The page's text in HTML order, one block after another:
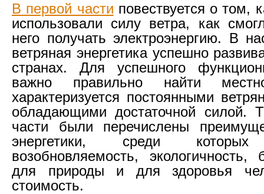
В первой части повествуется о том,
использовали силу ветра, как
него получать электроэнергию. В
ветряная энергетика успешно
странах. Для успешного
важно правильно найти
характеризуется постоянными
обладающими достаточной силой.
части были перечислены
энергетики, среди которых
возобновляемость, экологичность,
для природы и для здоровья
стоимость.